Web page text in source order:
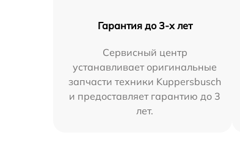
Гарантия до 3-х лет
Сервисный центр
устанавливает оригинальные
запчасти техники Kuppersbusch
и предоставляет гарантию до 3
лет.